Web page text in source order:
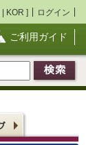
| KOR ] ログイン
ご利用ガイド